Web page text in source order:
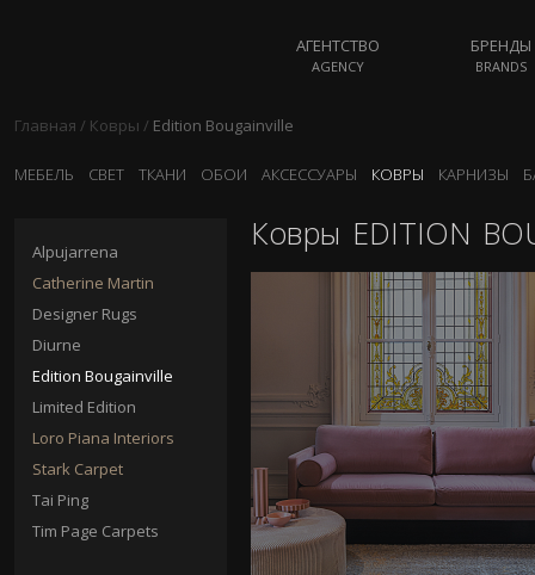
АГЕНТСТВО
AGENCY
БРЕНДЫ
BRANDS
Главная / Ковры / Edition Bougainville
МЕБЕЛЬ СВЕТ ТКАНИ ОБОИ АКСЕССУАРЫ КОВРЫ КАРНИЗЫ
Alpujarrena
Catherine Martin
Designer Rugs
Diurne
Edition Bougainville
Limited Edition
Loro Piana Interiors
Stark Carpet
Tai Ping
Tim Page Carpets
Ковры EDITION